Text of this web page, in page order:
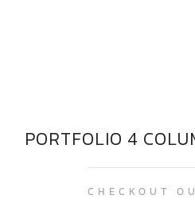
PORTFOLIO 4
CHECKOUT